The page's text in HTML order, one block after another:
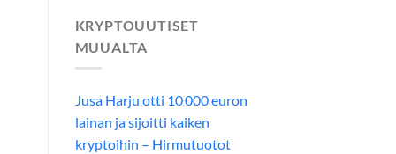
KRYPTOUUTISET
MUUALTA
Jusa Harju otti 10 000 euron
lainan ja sijoitti kaiken
kryptoihin – Hirmutuotot